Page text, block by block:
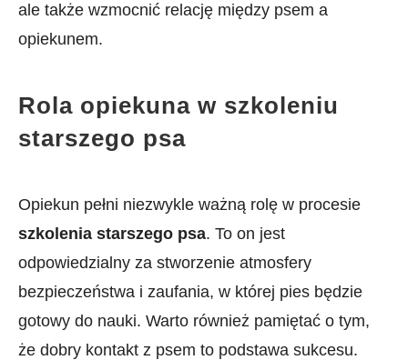
ale ⁤także ‌wzmocnić relację między psem a
opiekunem.
Rola opiekuna ‌w szkoleniu
starszego psa
Opiekun pełni niezwykle ważną rolę w procesie
szkolenia starszego psa. To⁢ on jest
odpowiedzialny za stworzenie atmosfery
bezpieczeństwa i zaufania, w której pies będzie
gotowy do nauki. Warto ⁢również pamiętać o tym,
że dobry kontakt z psem to podstawa ‌sukcesu.